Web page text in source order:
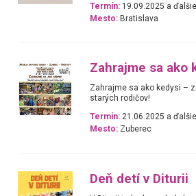
Termín: 19.09.2025 a ďalšie
Mesto: Bratislava
Zahrajme sa ako
Zahrajme sa ako kedysi –
starých rodičov!
Termín: 21.06.2025 a ďalšie
Mesto: Zuberec
Deň detí v Diturii